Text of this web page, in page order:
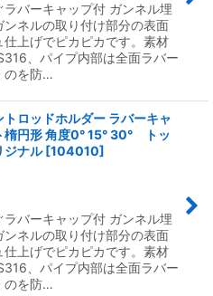
バーキャップ付 ガンネル埋
ネルの取り付け部分の表面
仕上げでピカピカです。素材
、パイプ内部は全面ラバー
のを防…
ロッドホルダー ラバーキャ
円形 角度0° 15° 30° トッ
ジナル [104010]
バーキャップ付 ガンネル埋
ネルの取り付け部分の表面
仕上げでピカピカです。素材
、パイプ内部は全面ラバー
のを防…